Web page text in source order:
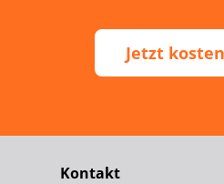
Jetzt
Kontakt